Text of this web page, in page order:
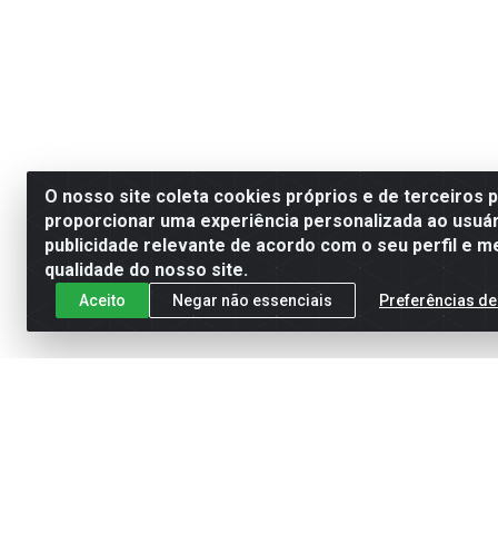
O nosso site coleta cookies próprios e de terceiros
proporcionar uma experiência personalizada ao
publicidade relevante de acordo com o seu perfil e
qualidade do nosso site.
Aceito Negar não essenciais Preferências